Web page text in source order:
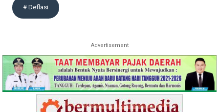
# Deflasi
Advertisement